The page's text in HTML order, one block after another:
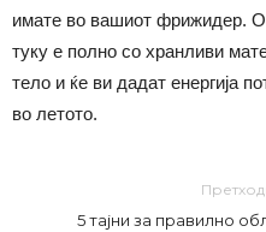
имате во вашиот фрижидер.
туку е полно со хранливи
тело и ќе ви дадат енергија
во летото.
5 тајни за правилно